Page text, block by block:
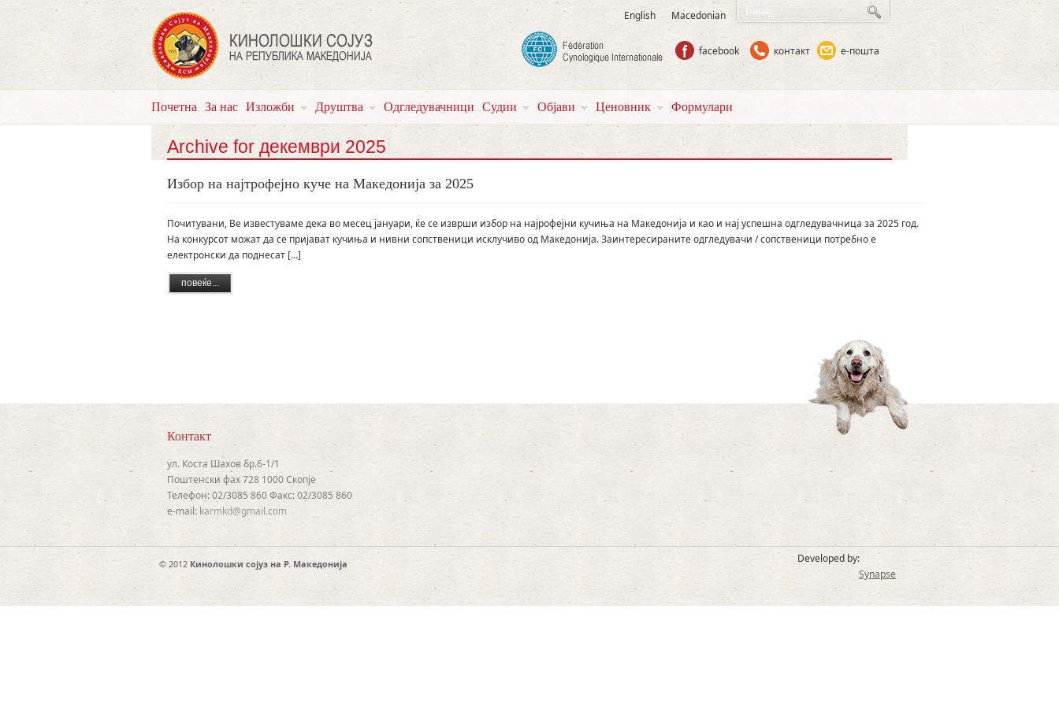
English Macedonian
facebook контакт е-пошта
Почетна За нас Изложби Друштва Одгледувачници Судии Објави Ценовник Формулари
Archive for декември 2025
Избор на најтрофејно куче на Македонија за 2025
Почитувани, Ве известуваме дека во месец јануари, ќе се изврши избор на најрофејни кучиња на Македонија и као и нај успешна одгледувачница за 2025 год.
На конкурсот можат да се пријават кучиња и нивни сопственици исклучиво од Македонија. Заинтересираните одгледувачи / сопственици потребно е
електронски да поднесат […]
повеќе...
Контакт
ул. Коста Шахов бр.6-1/1
Поштенски фах 728 1000 Скопје
Телефон: 02/3085 860 Факс: 02/3085 860
e-mail: karmkd@gmail.com
© 2012 Кинолошки сојуз на Р. Македонија
Developed by:
Synapse